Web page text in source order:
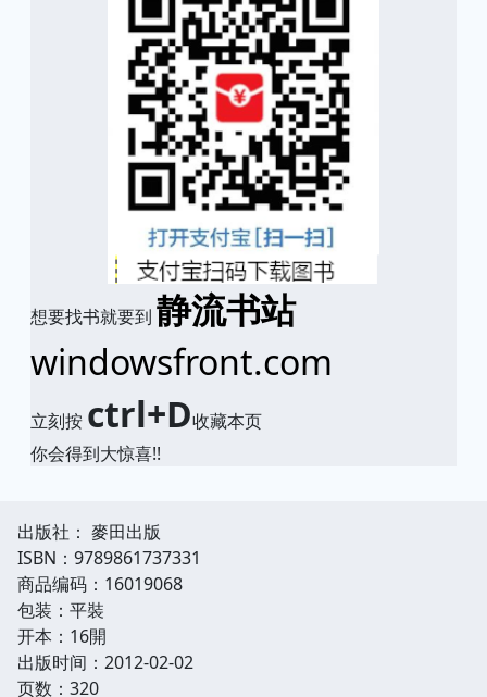
想要找书就要到 静流书站
windowsfront.com
立刻按 ctrl+D收藏本页
你会得到大惊喜!!
出版社： 麥田出版
ISBN：9789861737331
商品编码：16019068
包装：平裝
开本：16開
出版时间：2012-02-02
页数：320